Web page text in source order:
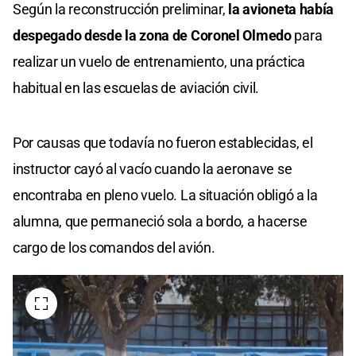
Según la reconstrucción preliminar, la avioneta había
despegado desde la zona de Coronel Olmedopara
realizar un vuelo de entrenamiento, una práctica
habitual en las escuelas de aviación civil.
Por causas que todavía no fueron establecidas, el
instructor cayó al vacío cuando la aeronave se
encontraba en pleno vuelo. La situación obligó a la
alumna, que permaneció sola a bordo, a hacerse
cargo de los comandos del avión.